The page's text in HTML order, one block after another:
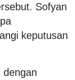
Sofyan
keputusan
dengan